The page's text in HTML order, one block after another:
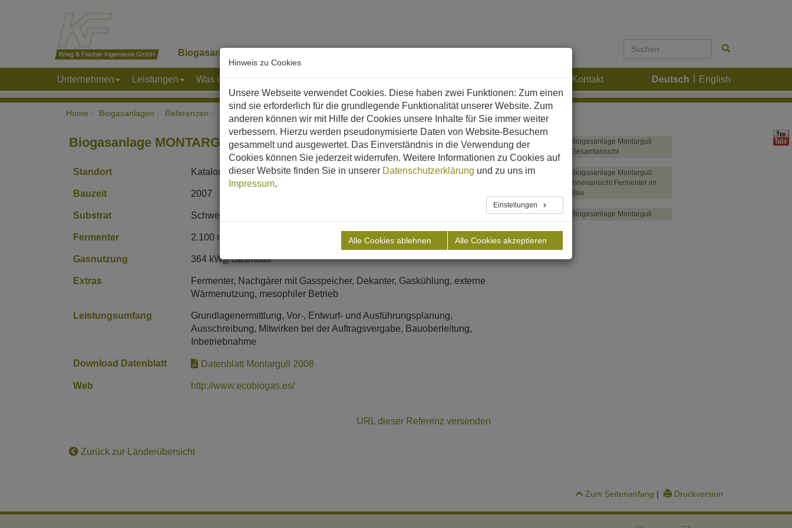
Biogasanlagen
Unternehmen Leistungen Was ist Biogas & Biomethan? Referenzen Downloads Aktuelles Karriere Kontakt Deutsch English
Home Biogasanlagen Referenzen Europa Spanien MONTARGULL
Biogasanlage MONTARGULL
Standort Katalonien, Spanien
Bauzeit 2007
Substrat Schweinegülle, Fett, Abwasserschlämme
Fermenter 2.100 m
Gasnutzung 364 kWelGasmotor
Extras
Fermenter, Nachgärer mit Gasspeicher, Dekanter, Gaskühlung, externe
Wärmenutzung, mesophiler Betrieb
Leistungsumfang
Grundlagenermittlung, Vor-, Entwurf- und Ausführungsplanung,
Ausschreibung, Mitwirken bei der Auftragsvergabe, Bauoberleitung,
Inbetriebnahme
Download Datenblatt Datenblatt Montargull 2008
Web http://www.ecobiogas.es/
URL dieser Referenz versenden
Zurück zur Länderübersicht
Biogasanlage Montargull
Gesamtansicht
Biogasanlage Montargull:
Innenansicht Fermenter im
Bau
Biogasanlage Montargull
Zum Seitenanfang | Druckversion
Hinweis zu Cookies
Unsere Webseite verwendet Cookies. Diese haben zwei Funktionen: Zum einen
sind sie erforderlich für die grundlegende Funktionalität unserer Website. Zum
anderen können wir mit Hilfe der Cookies unsere Inhalte für Sie immer weiter
verbessern. Hierzu werden pseudonymisierte Daten von Website-Besuchern
gesammelt und ausgewertet. Das Einverständnis in die Verwendung der
Cookies können Sie jederzeit widerrufen. Weitere Informationen zu Cookies auf
dieser Website finden Sie in unserer Datenschutzerklärung und zu uns im
Impressum.
Einstellungen
Alle Cookies ablehnen Alle Cookies akzeptieren